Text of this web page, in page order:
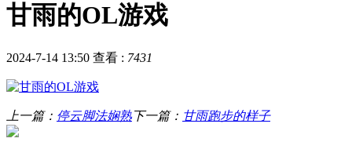
甘雨的OL游戏
2024-7-14 13:50 查看 : 7431
上一篇： 停云脚法娴熟下一篇： 甘雨跑步的样子